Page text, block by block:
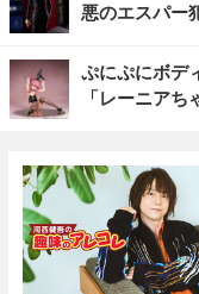
悪のエスパー
ぷにぷにボデ
「レーニア